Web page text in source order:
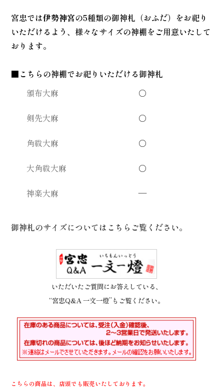
宮忠では伊勢神宮の5種類の御神札（おふだ）をお祀り
いただけるよう、様々なサイズの神棚をご用意いたして
おります。
■こちらの神棚でお祀りいただける御神札
頒布大麻
剣先大麻
角祓大麻
大角祓大麻
神楽大麻
○
○
○
○
—
御神札のサイズについてはこちらご覧ください。
いただいたご質問にお答えしている、
“宮忠Q&A 一文一燈”もご覧ください。
こちらの商品は、店頭でも販売いたしております。